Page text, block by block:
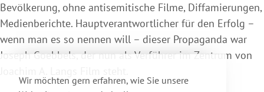
Wir möchten gern erfahren, wie Sie unsere
Bevölkerung, ohne antisemitische Filme, Diffamierungen,
Medienberichte. Hauptverantwortlicher für den Erfolg –
wenn man es so nennen will – dieser Propaganda war
Joseph Goebbels, der nun als Verführer im Zentrum von